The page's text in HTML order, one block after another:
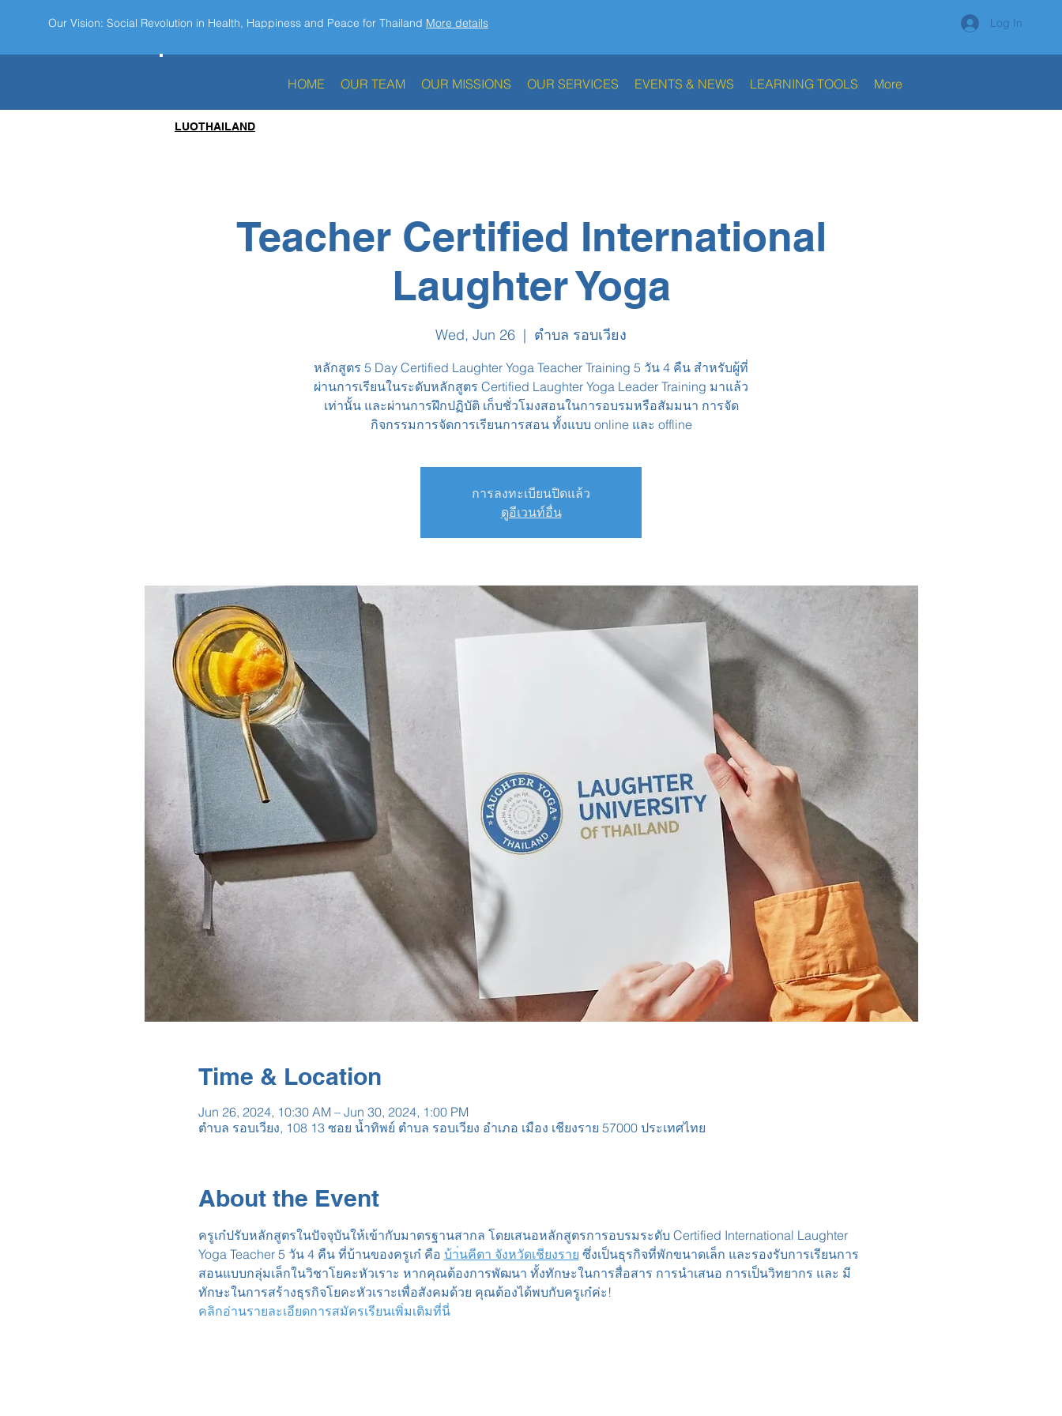
Our Vision: Social Revolution in Health, Happiness and Peace for Thailand More details Log In
HOME OUR TEAM OUR MISSIONS OUR SERVICES EVENTS & NEWS LEARNING TOOLS More
Teacher Certified International
Laughter Yoga
Wed, Jun 26
  |
ตำบล รอบเวียง
หลักสูตร 5 Day Certified Laughter Yoga Teacher Training 5 วัน 4 คืน สำหรับผู้ที่
ผ่านการเรียนในระดับหลักสูตร Certified Laughter Yoga Leader Training มาแล้ว
เท่านั้น และผ่านการฝึกปฏิบัติ เก็บชั่วโมงสอนในการอบรมหรือสัมมนา การจัด
กิจกรรมการจัดการเรียนการสอน ทั้งแบบ online และ offline
การลงทะเบียนปิดแล้ว
ดูอีเวนท์อื่น
Time & Location
Jun 26, 2024, 10:30 AM – Jun 30, 2024, 1:00 PM
ตำบล รอบเวียง, 108 13 ซอย น้ำทิพย์ ตำบล รอบเวียง อำเภอ เมือง เชียงราย 57000 ประเทศไทย
About the Event
ครูเก๋ปรับหลักสูตรในปัจจุบันให้เข้ากับมาตรฐานสากล โดยเสนอหลักสูตรการอบรมระดับ Certified International Laughter
Yoga Teacher 5 วัน 4 คืน ที่บ้านของครูเก๋ คือ บ้า่นคีตา จังหวัดเชียงราย ซึ่งเป็นธุรกิจที่พักขนาดเล็ก และรองรับการเรียนการ
สอนแบบกลุ่มเล็กในวิชาโยคะหัวเราะ หากคุณต้องการพัฒนา ทั้งทักษะในการสื่อสาร การนำเสนอ การเป็นวิทยากร และ มี
ทักษะในการสร้างธุรกิจโยคะหัวเราะเพื่อสังคมด้วย คุณต้องได้พบกับครูเก๋ค่ะ!
คลิกอ่านรายละเอียดการสมัครเรียนเพิ่มเติมที่นี่
LUOTHAILAND